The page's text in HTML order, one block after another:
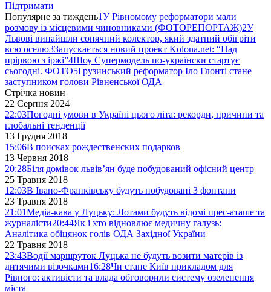
Підтримати
Популярне за тиждень1У Рівномому реформатори мали
розмову із місцевими чиновниками (ФОТОРЕПОРТАЖ)2У
Львові винайшли сонячний колектор, який здатний обігріти
всю оселю3Запускається новий проект Kolona.net: “Над
прірвою з іржі”4Шоу Супермодель по-українски стартує
сьогодні. ФОТО5Грузинський реформатор Іло Глонті стане
заступником голови Рівненської ОДА
Стрічка новин
22 Серпня 2024
22:03Погодні умови в Україні цього літа: рекорди, причини та
глобальні тенденції
13 Грудня 2018
15:06В поисках рождественских подарков
13 Червня 2018
20:28Біля домівок львів’ян буде побудований офісний центр
25 Травня 2018
12:03В Івано-Франківську будуть побудовані 3 фонтани
23 Травня 2018
21:01Медіа-кава у Луцьку: Лотами будуть відомі прес-аташе та
журналісти20:44Як і хто відновлює медичну галузь:
Аналітика обіцянок голів ОДА Західної України
22 Травня 2018
23:43Водії маршруток Луцька не будуть возити матерів із
дитячими візочками16:28Чи стане Київ прикладом для
Рівного: активісти та влада обговорили систему озеленення
міста